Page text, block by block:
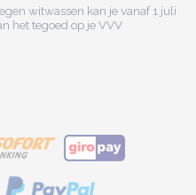
witwassen kan je vanaf 1 juli
het tegoed op je VVV